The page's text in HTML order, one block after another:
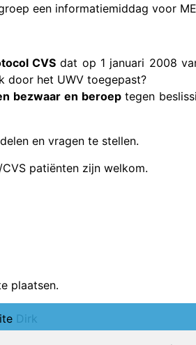
een informatiemiddag voor
CVSdat op 1 januari 2008
door het UWV toegepast?
bezwaar en beroeptegen
en vragen te stellen.
patiënten zijn welkom.
plaatsen.
Dirk